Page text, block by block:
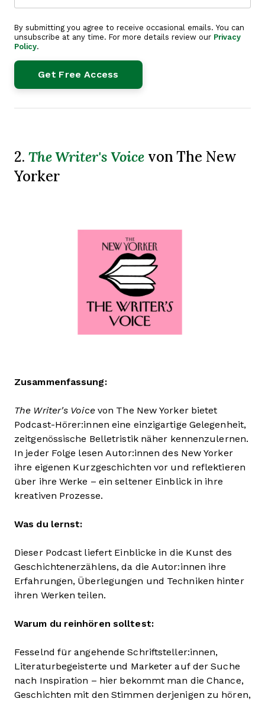
By submitting you agree to receive occasional emails. You can
unsubscribe at any time. For more details review our Privacy
Policy.
2. The Writer's Voicevon The New
Yorker
Zusammenfassung:
The Writer's Voicevon The New Yorker bietet
Podcast-Hörer:innen eine einzigartige Gelegenheit,
zeitgenössische Belletristik näher kennenzulernen.
In jeder Folge lesen Autor:innen des New Yorker
ihre eigenen Kurzgeschichten vor und reflektieren
über ihre Werke – ein seltener Einblick in ihre
kreativen Prozesse.
Was du lernst:
Dieser Podcast liefert Einblicke in die Kunst des
Geschichtenerzählens, da die Autor:innen ihre
Erfahrungen, Überlegungen und Techniken hinter
ihren Werken teilen.
Warum du reinhören solltest:
Fesselnd für angehende Schriftsteller:innen,
Literaturbegeisterte und Marketer auf der Suche
nach Inspiration – hier bekommt man die Chance,
Geschichten mit den Stimmen derjenigen zu hören,